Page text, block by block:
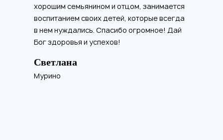
хорошим семьянином и отцом, занимается
воспитанием своих детей, которые всегда
в нем нуждались. Спасибо огромное! Дай
Бог здоровья и успехов!
Светлана
Мурино